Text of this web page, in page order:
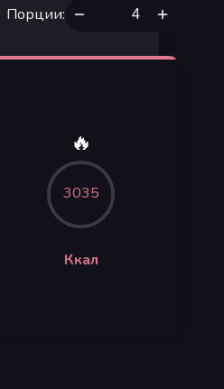
Порции:
🔥
3035
Ккал